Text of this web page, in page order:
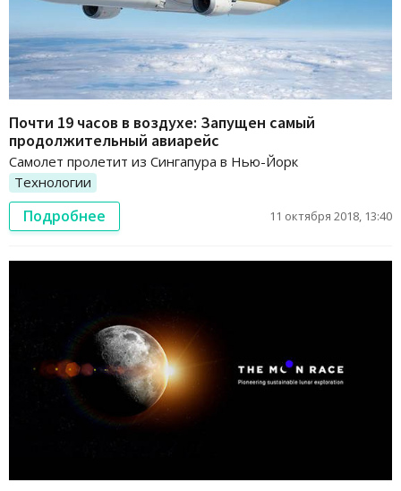
Почти 19 часов в воздухе: Запущен самый
продолжительный авиарейс
Самолет пролетит из Сингапура в Нью-Йорк
Технологии
Подробнее 11 октября 2018, 13:40